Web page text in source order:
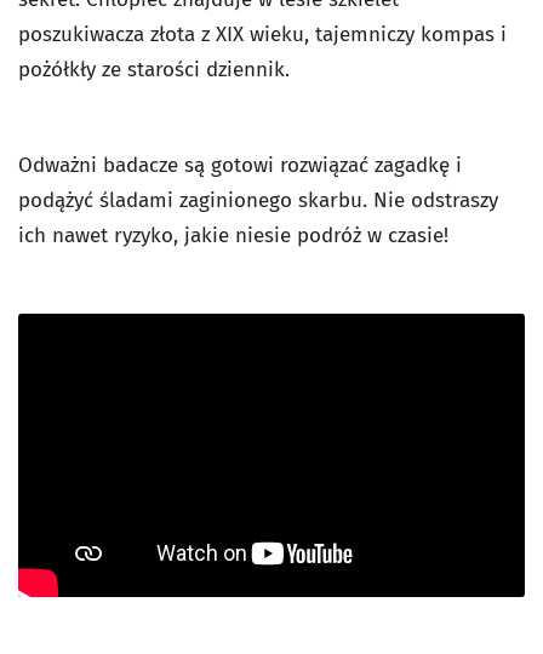
poszukiwacza złota z XIX wieku, tajemniczy kompas i
pożółkły ze starości dziennik.
Odważni badacze są gotowi rozwiązać zagadkę i
podążyć śladami zaginionego skarbu. Nie odstraszy
ich nawet ryzyko, jakie niesie podróż w czasie!